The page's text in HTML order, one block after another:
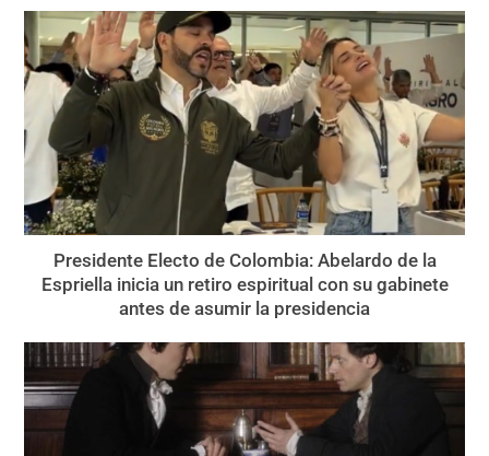
Presidente Electo de Colombia: Abelardo de la
Espriella inicia un retiro espiritual con su gabinete
antes de asumir la presidencia